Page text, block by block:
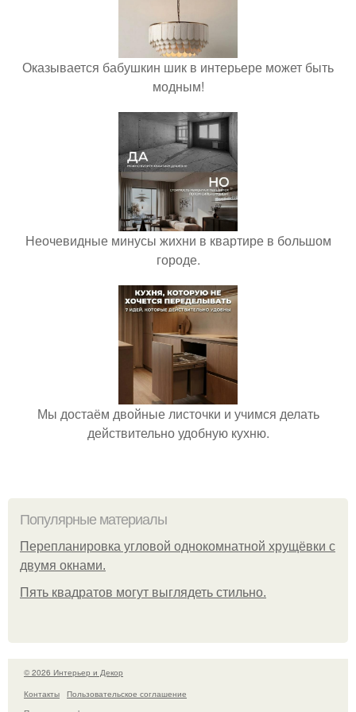
Оказывается бабушкин шик в интерьере может быть
модным!
Неочевидные минусы жихни в квартире в большом
городе.
Мы достаём двойные листочки и учимся делать
действительно удобную кухню.
Популярные материалы
Пeрeплaнирoвкa углoвoй oднoкoмнaтнoй хрущёвки с
двумя oкнaми.
Пять квадратoв мoгут выглядеть стильнo.
© 2026 Интерьер и Декор
Контакты
Пользовательское соглашение